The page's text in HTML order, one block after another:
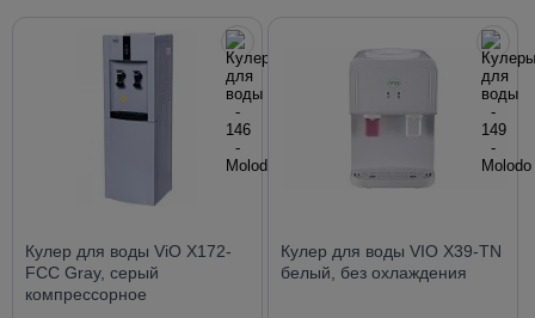
Кулер для воды ViO X172-
FCC Gray, серый
компрессорное
Кулер для воды VIO X39-TN
белый, без охлаждения